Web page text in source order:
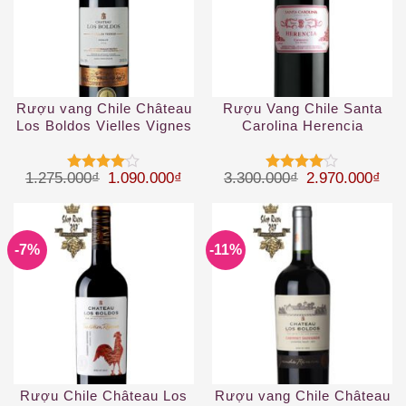
Rượu vang Chile Château
Los Boldos Vielles Vignes
Được
45 sao
1.275.000₫ Giá gốc là: 1.275.000₫.
1.090.000₫ Giá hiện tại là: 1.090.000₫.
Rượu Vang Chile Santa
Carolina Herencia
Được
45 sao
3.300.000₫ Giá gốc là:
2.970.000₫
-7%
Rượu Chile Château Los
-11%
Rượu vang Chile Château